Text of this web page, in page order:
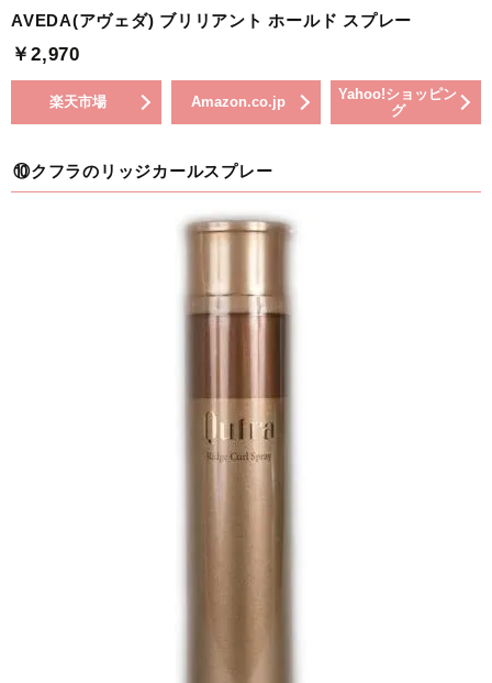
AVEDA(アヴェダ) ブリリアント ホールド スプレー
￥2,970
楽天市場 Amazon.co.jp
Yahoo!ショッピン
グ
⑩クフラのリッジカールスプレー